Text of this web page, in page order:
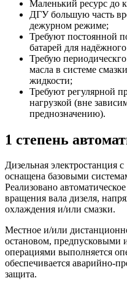
Маленький ресурс до
ДГУ большую часть
дежурном режиме;
Требуют постоянной
батарей для надёжного
Требую
масла в системе
жидкости;
Требуют регулярной
нагрузкой (вне
преднозначению).
1 степень
Дизельная электростанция
оснащена базовыми
Реализовано
вращения вала дизеля,
охлаждения и/или смазки.
Местное и/или
остановом, предпусковыми
операциями выполняется
обеспечивается аварийно-
защита.